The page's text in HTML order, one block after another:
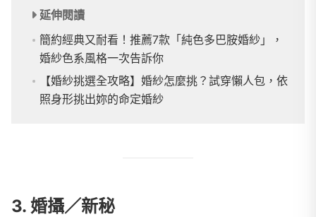
延伸閱讀
簡約經典又耐看！推薦7款「純色多巴胺婚紗」，
婚紗色系風格一次告訴你
【婚紗挑選全攻略】婚紗怎麼挑？試穿懶人包，依
照身形挑出妳的命定婚紗
3. 婚攝／新秘